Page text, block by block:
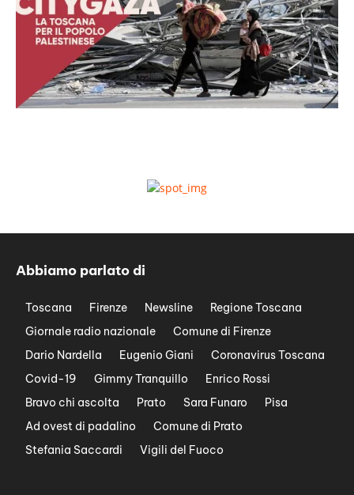
Abbiamo parlato di
Toscana Firenze Newsline
Regione Toscana
Giornale radio nazionale
Comune di Firenze
Dario Nardella
Eugenio Giani
Coronavirus Toscana
Covid-19
Gimmy Tranquillo
Enrico Rossi
Bravo chi ascolta
Prato Sara Funaro
Pisa
Ad ovest di padalino
Comune di Prato
Stefania Saccardi
Vigili del Fuoco